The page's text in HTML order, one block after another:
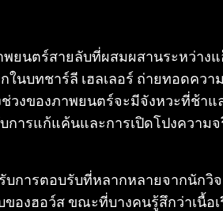
ยนตร์สายลับที่ผสมผสานระหว่าง
ในบทชาร์ลี เฮลเลอร์ ถ่ายทอดคว
วงของภาพยนตร์จะมีจังหวะที่ช้าแ
บการแก้แค้นและการเปิดโปงความ
บการตอบรับที่หลากหลายจากนัก
ของฮอว์ส ขณะที่บางคนรู้สึกว่าเนื้อ